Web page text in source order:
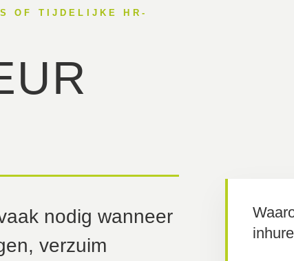
OF TIJDELIJKE HR-
nodig wanneer
verzuim